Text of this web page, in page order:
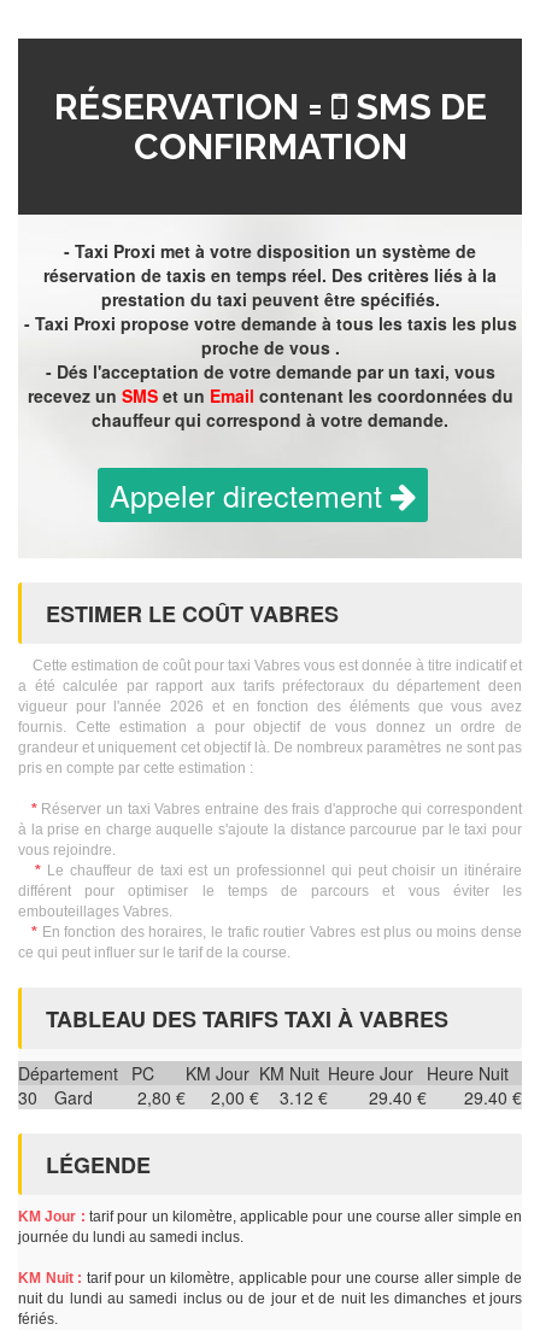
RÉSERVATION =
SMS DE
CONFIRMATION
- Taxi Proxi met à votre disposition un système de
réservation de taxis en temps réel. Des critères liés à la
prestation du taxi peuvent être spécifiés.
- Taxi Proxi propose votre demande à tous les taxis les plus
proche de vous .
- Dés l'acceptation de votre demande par un taxi, vous
recevez un SMSet un Email contenant les coordonnées du
chauffeur qui correspond à votre demande.
Appeler directement
ESTIMER LE COÛT VABRES
Cette estimation de coût pour taxi Vabres vous est donnée à titre indicatif et
a été calculée par rapport aux tarifs préfectoraux du département deen
vigueur pour l'année 2026 et en fonction des éléments que vous avez
fournis. Cette estimation a pour objectif de vous donnez un ordre de
grandeur et uniquement cet objectif là. De nombreux paramètres ne sont pas
pris en compte par cette estimation :
*Réserver un taxi Vabres entraine des frais d'approche qui correspondent
à la prise en charge auquelle s'ajoute la distance parcourue par le taxi pour
vous rejoindre.
* Le chauffeur de taxi est un professionnel qui peut choisir un itinéraire
différent pour optimiser le temps de parcours et vous éviter les
embouteillages Vabres.
*En fonction des horaires, le trafic routier Vabres est plus ou moins dense
ce qui peut influer sur le tarif de la course.
TABLEAU DES TARIFS TAXI À VABRES
Département PC KM Jour KM Nuit Heure Jour Heure Nuit
30
Gard 2,80 € 2,00 € 3.12 € 29.40 € 29.40 €
LÉGENDE
KM Jour : tarif pour un kilomètre, applicable pour une course aller simple en
journée du lundi au samedi inclus.
KM Nuit : tarif pour un kilomètre, applicable pour une course aller simple de
nuit du lundi au samedi inclus ou de jour et de nuit les dimanches et jours
fériés.